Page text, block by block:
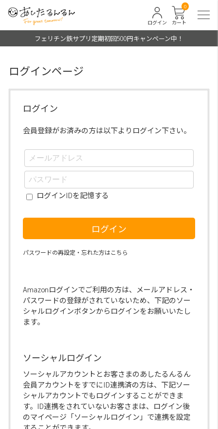
カート
0
ログイン
フェリチン鉄サプリ定期初回500円キャンペーン中！
ログインページ
ログイン
会員登録がお済みの方は以下よりログイン下さい。
ログインIDを記憶する
ログイン
パスワードの再設定・忘れた方はこちら
Amazonログインでご利用の方は、メールアドレス・
パスワードの登録がされていないため、下記のソー
シャルログインボタンからログインをお願いいたし
ます。
ソーシャルログイン
ソーシャルアカウントとお客さまのあしたるんるん
会員アカウントをすでにID連携済の方は、下記ソー
シャルアカウントでもログインすることができま
す。ID連携をされていないお客さまは、ログイン後
のマイページ「ソーシャルログイン」で連携を設定